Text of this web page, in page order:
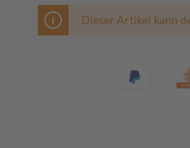
Dieser Artikel kann